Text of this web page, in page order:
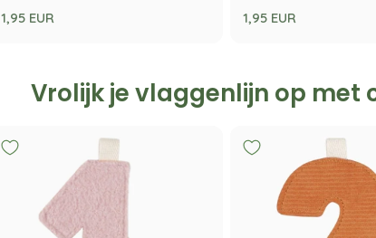
1,95 EUR
1,95 EUR
Vrolijk je vlaggenlijn op met